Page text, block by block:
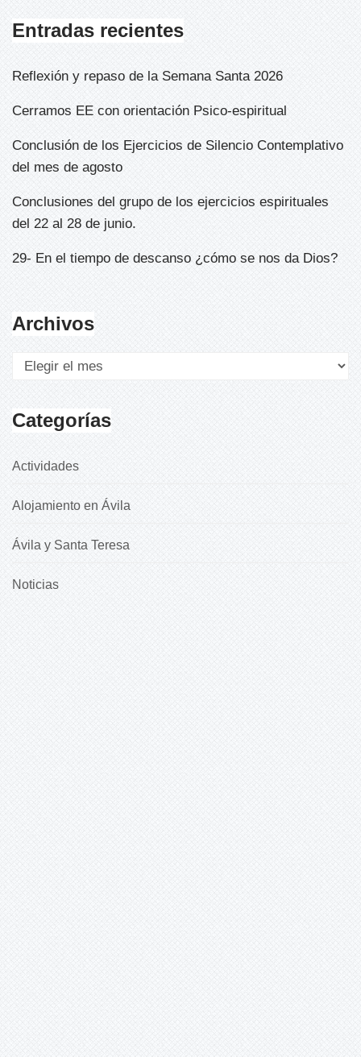
Entradas recientes
Reflexión y repaso de la Semana Santa 2026
Cerramos EE con orientación Psico-espiritual
Conclusión de los Ejercicios de Silencio Contemplativo
del mes de agosto
Conclusiones del grupo de los ejercicios espirituales
del 22 al 28 de junio.
29- En el tiempo de descanso ¿cómo se nos da Dios?
Archivos
Categorías
Actividades
Alojamiento en Ávila
Ávila y Santa Teresa
Noticias